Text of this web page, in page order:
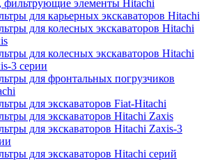
элементы Hitachi
для карьерных экскаваторов Hitachi
для колесных экскаваторов Hitachi
для колесных экскаваторов Hitachi
3 серии
для фронтальных погрузчиков
для экскаваторов Fiat-Hitachi
для экскаваторов Hitachi Zaxis
для экскаваторов Hitachi Zaxis-3
для экскаваторов Hitachi серий